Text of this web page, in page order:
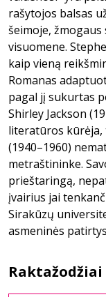
rašytojos balsas
šeimoje,
visuomene.
kaip vieną
Romanas
pagal jį sukurtas
Shirley Jackson
literatūros kūrėja,
(1940–1960)
metraštininke.
prieštaringą,
įvairius jai
Sirakūzų
asmeninės
Raktažodžiai